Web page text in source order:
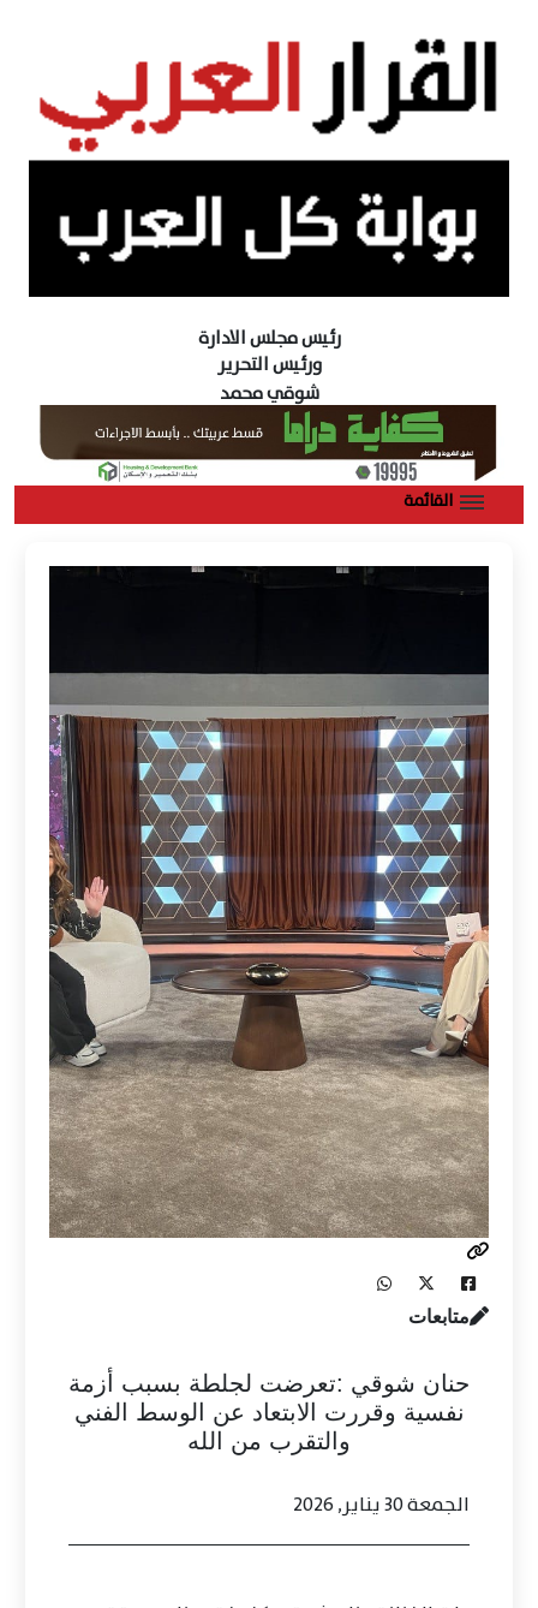
رئيس مجلس الادارة
ورئيس التحرير
شوقي محمد
القائمة
متابعات
حنان شوقي :تعرضت لجلطة بسبب أزمة
نفسية وقررت الابتعاد عن الوسط الفني
والتقرب من الله
الجمعة 30 يناير, 2026